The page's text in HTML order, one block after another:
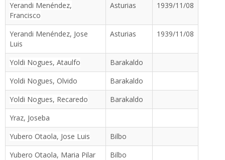
Yerandi Menéndez,
Francisco
Asturias 1939/11/08
Yerandi Menéndez, Jose
Luis
Asturias 1939/11/08
Yoldi Nogues, Ataulfo
Barakaldo
Yoldi Nogues, Olvido
Barakaldo
Yoldi Nogues, Recaredo
Barakaldo
Yraz, Joseba
Yubero Otaola, Jose Luis
Bilbo
Yubero Otaola, Maria Pilar
Bilbo